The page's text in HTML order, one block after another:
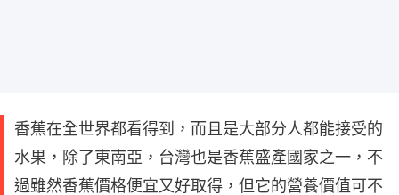
香蕉在全世界都看得到，而且是大部分人都能接受的
水果，除了東南亞，台灣也是香蕉盛產國家之一，不
過雖然香蕉價格便宜又好取得，但它的營養價值可不